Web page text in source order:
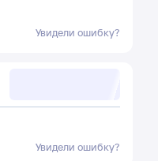
Увидели ошибку?
Увидели ошибку?